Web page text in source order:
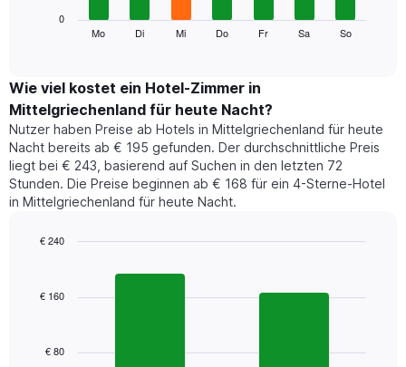
Monate
hat
1
Y-
Achse,
die
den
durchschnittlichen
Zimmerpreis
den
durchschnittlichen
Preis
eines
Zimmers
für
den
jeweiligen
Das
die
Mo Di Mi Do Fr Sa So
0
Wie viel kostet ein Hotel-Zimmer in
Mittelgriechenland für heute Nacht?
Nutzer haben Preise ab Hotels in Mittelgriechenland für heute
Nacht bereits ab € 195 gefunden. Der durchschnittliche Preis
liegt bei € 243, basierend auf Suchen in den letzten 72
Stunden. Die Preise beginnen ab € 168 für ein 4-Sterne-Hotel
in Mittelgriechenland für heute Nacht.
with
Das
€ 80
€ 160
€ 240